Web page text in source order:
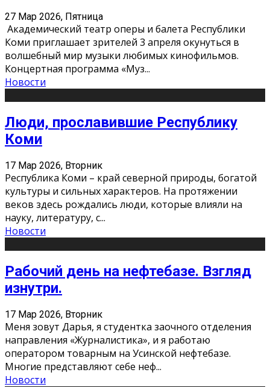
27 Мар 2026, Пятница
Академический театр оперы и балета Республики
Коми приглашает зрителей 3 апреля окунуться в
волшебный мир музыки любимых кинофильмов.
Концертная программа «Муз...
Новости
Люди, прославившие Республику
Коми
17 Мар 2026, Вторник
Республика Коми – край северной природы, богатой
культуры и сильных характеров. На протяжении
веков здесь рождались люди, которые влияли на
науку, литературу, с...
Новости
Рабочий день на нефтебазе. Взгляд
изнутри.
17 Мар 2026, Вторник
Меня зовут Дарья, я студентка заочного отделения
направления «Журналистика», и я работаю
оператором товарным на Усинской нефтебазе.
Многие представляют себе неф...
Новости